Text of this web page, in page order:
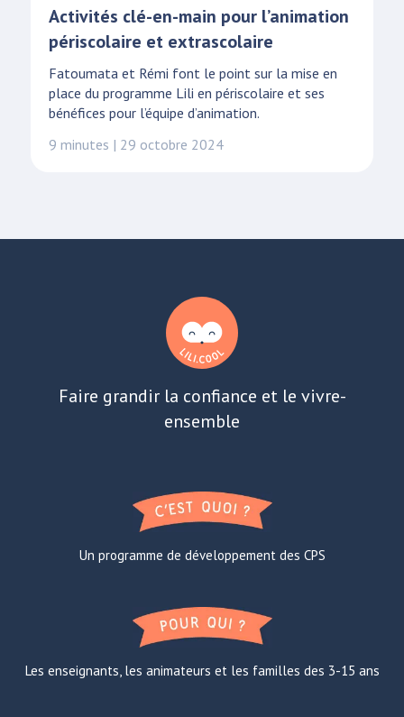
Activités clé-en-main pour l’animation
périscolaire et extrascolaire
Fatoumata et Rémi font le point sur la mise en
place du programme Lili en périscolaire et ses
bénéfices pour l’équipe d’animation.
9 minutes | 29 octobre 2024
Faire grandir la confiance et le vivre-
ensemble
Un programme de développement des CPS
Les enseignants, les animateurs et les familles des 3-15 ans